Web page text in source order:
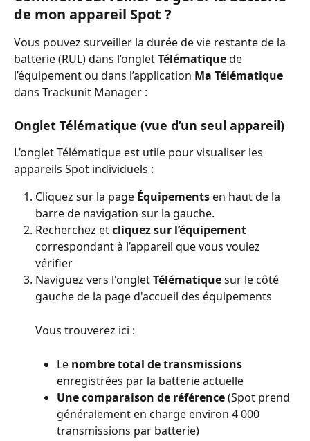
de mon appareil Spot ?
Vous pouvez surveiller la durée de vie restante de la
batterie (RUL) dans l’onglet Télématique de
l’équipement ou dans l’application Ma Télématique
dans Trackunit Manager :
Onglet Télématique (vue d’un seul appareil)
L’onglet Télématique est utile pour visualiser les
appareils Spot individuels :
Cliquez sur la page Équipements en haut de la
barre de navigation sur la gauche.
Recherchez et cliquez sur l’équipement
correspondant à l’appareil que vous voulez
vérifier
Naviguez vers l'onglet Télématique sur le côté
gauche de la page d'accueil des équipements
Vous trouverez ici :
Le nombre total de transmissions
enregistrées par la batterie actuelle
Une comparaison de référence (Spot prend
généralement en charge environ 4 000
transmissions par batterie)